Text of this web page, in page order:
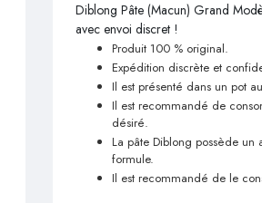
Diblong Pâte (Macun) Grand
avec envoi discret !
Produit 100 % original.
Expédition discrète et
Il est présenté dans un pot
Il est recommandé de
désiré.
La pâte Diblong possède
formule.
Il est recommandé de le